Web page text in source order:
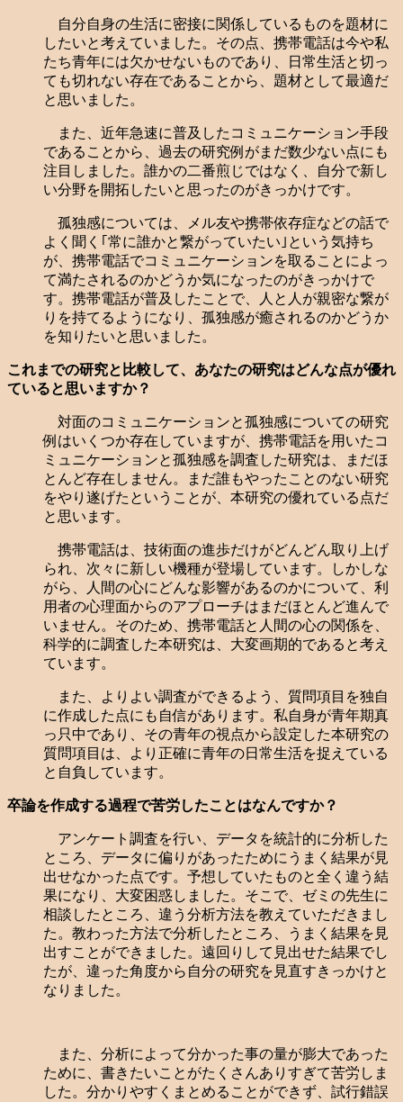
自分自身の生活に密接に関係しているものを題材に
したいと考えていました。その点、携帯電話は今や私
たち青年には欠かせないものであり、日常生活と切っ
ても切れない存在であることから、題材として最適だ
と思いました。
また、近年急速に普及したコミュニケーション手段
であることから、過去の研究例がまだ数少ない点にも
注目しました。誰かの二番煎じではなく、自分で新し
い分野を開拓したいと思ったのがきっかけです。
孤独感については、メル友や携帯依存症などの話で
よく聞く｢常に誰かと繋がっていたい｣という気持ち
が、携帯電話でコミュニケーションを取ることによっ
て満たされるのかどうか気になったのがきっかけで
す。携帯電話が普及したことで、人と人が親密な繋が
りを持てるようになり、孤独感が癒されるのかどうか
を知りたいと思いました。
これまでの研究と比較して、あなたの研究はどんな点が優れ
ていると思いますか？
対面のコミュニケーションと孤独感についての研究
例はいくつか存在していますが、携帯電話を用いたコ
ミュニケーションと孤独感を調査した研究は、まだほ
とんど存在しません。まだ誰もやったことのない研究
をやり遂げたということが、本研究の優れている点だ
と思います。
携帯電話は、技術面の進歩だけがどんどん取り上げ
られ、次々に新しい機種が登場しています。しかしな
がら、人間の心にどんな影響があるのかについて、利
用者の心理面からのアプローチはまだほとんど進んで
いません。そのため、携帯電話と人間の心の関係を、
科学的に調査した本研究は、大変画期的であると考え
ています。
また、よりよい調査ができるよう、質問項目を独自
に作成した点にも自信があります。私自身が青年期真
っ只中であり、その青年の視点から設定した本研究の
質問項目は、より正確に青年の日常生活を捉えている
と自負しています。
卒論を作成する過程で苦労したことはなんですか？
アンケート調査を行い、データを統計的に分析した
ところ、データに偏りがあったためにうまく結果が見
出せなかった点です。予想していたものと全く違う結
果になり、大変困惑しました。そこで、ゼミの先生に
相談したところ、違う分析方法を教えていただきまし
た。教わった方法で分析したところ、うまく結果を見
出すことができました。遠回りして見出せた結果でし
たが、違った角度から自分の研究を見直すきっかけと
なりました。
また、分析によって分かった事の量が膨大であった
ために、書きたいことがたくさんありすぎて苦労しま
した。分かりやすくまとめることができず、試行錯誤